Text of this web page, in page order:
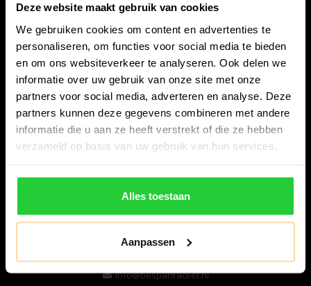
Deze website maakt gebruik van cookies
We gebruiken cookies om content en advertenties te
personaliseren, om functies voor social media te bieden
en om ons websiteverkeer te analyseren. Ook delen we
informatie over uw gebruik van onze site met onze
partners voor social media, adverteren en analyse. Deze
partners kunnen deze gegevens combineren met andere
informatie die u aan ze heeft verstrekt of die ze hebben
verzameld op basis van uw gebruik van hun services.
Alles toestaan
Aanpassen
Bespanracket.nl is dé racketspecialist van Lelystad en
omstreken.
Snijdersstraat 6
8224 AA Lelystad
Nederland
06-57276080
info@bespanracket.nl